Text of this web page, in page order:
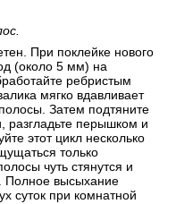
При поклейке нового
(около 5 мм) на
ребристым
мягко вдавливает
Затем подтяните
разгладьте перышком и
этот цикл несколько
только
чуть стянутся и
Полное высыхание
суток при комнатной